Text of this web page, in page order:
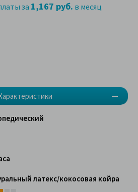
за 1,167 руб. в месяц
латекс/кокосовая койра